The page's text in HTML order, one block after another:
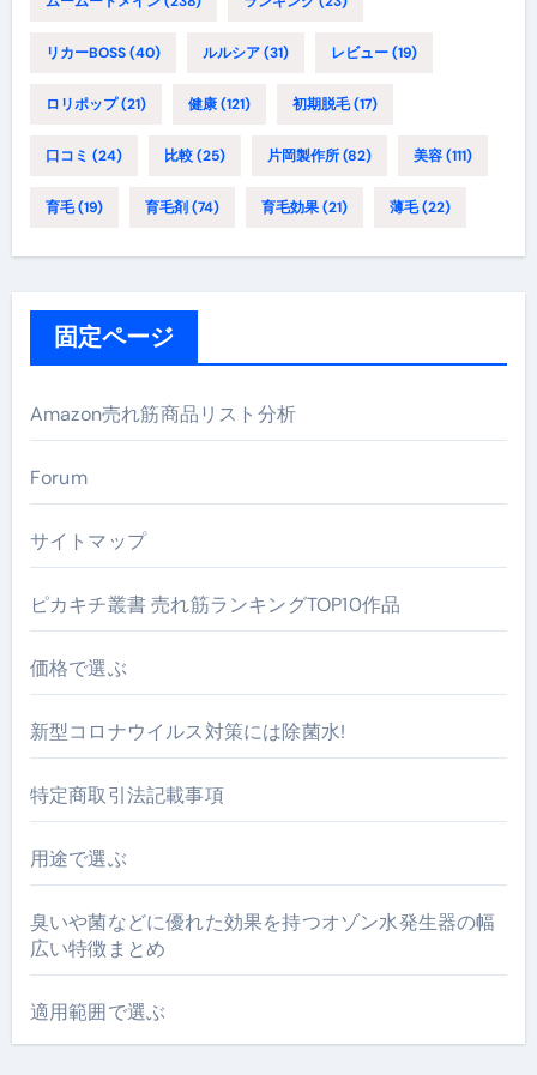
リカーBOSS(40) ルルシア(31) レビュー(19)
ロリポップ(21) 健康(121) 初期脱毛(17)
口コミ (24) 比較(25) 片岡製作所(82) 美容(111)
育毛(19) 育毛剤(74) 育毛効果(21) 薄毛(22)
固定ページ
Amazon売れ筋商品リスト分析
Forum
サイトマップ
ピカキチ叢書 売れ筋ランキングTOP10作品
価格で選ぶ
新型コロナウイルス対策には除菌水!
特定商取引法記載事項
用途で選ぶ
臭いや菌などに優れた効果を持つオゾン水発生器の幅
広い特徴まとめ
適用範囲で選ぶ